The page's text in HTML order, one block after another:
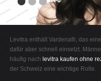
E
F
H
I
Levitra enthält Vardenafil, das
dafür aber schnell einsetzt.
häufig nach levitra kaufen ohne
der Schweiz eine wichtige Rolle.